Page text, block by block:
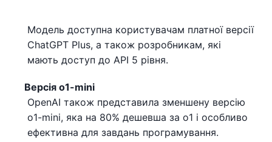
Модель доступна користувачам платної версії
ChatGPT Plus, а також розробникам, які
мають доступ до API 5 рівня.
Версія o1-mini
OpenAI також представила зменшену версію
o1-mini, яка на 80% дешевша за o1 і особливо
ефективна для завдань програмування.